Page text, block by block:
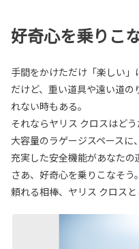
好奇心を乗りこ
手間をかけただけ「楽しい」
だけど、重い道具や遠い道
れない時もある。
それならヤリス クロスはどう
大容量のラゲージスペースに
充実した安全機能があなたの
さあ、好奇心を乗りこなそう。
頼れる相棒、ヤリス クロスと